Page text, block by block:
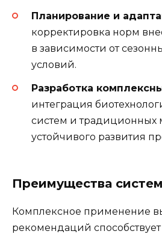
Планирование и
корректировка норм
в зависимости от
условий.
Разработка
интеграция
систем и традиционных
устойчивого развития
Преимущества
Комплексное применение
рекомендаций